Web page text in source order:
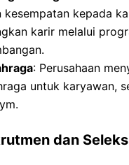
kesempatan kepada
karir melalui
: Perusahaan
untuk karyawan,
dan